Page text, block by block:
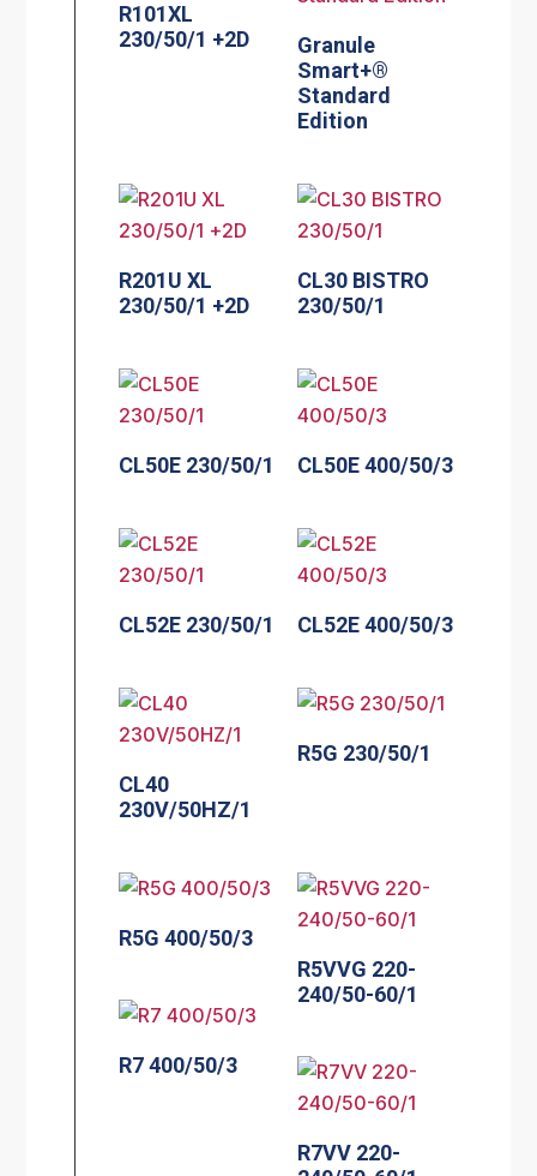
R101XL
230/50/1 +2D
Granule
Smart+®
Standard
Edition
R201U XL
230/50/1 +2D
CL30 BISTRO
230/50/1
CL50E 230/50/1 CL50E 400/50/3
CL52E 230/50/1 CL52E 400/50/3
CL40
230V/50HZ/1
R5G 230/50/1
R5G 400/50/3
R5VVG 220-
240/50-60/1
R7 400/50/3
R7VV 220-